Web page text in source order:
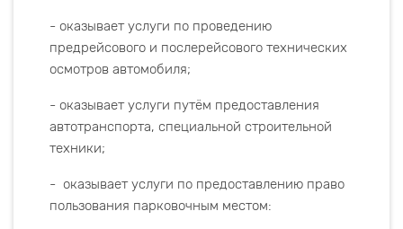
- оказывает услуги по проведению
предрейсового и послерейсового технических
осмотров автомобиля;
- оказывает услуги путём предоставления
автотранспорта, специальной строительной
техники;
- оказывает услуги по предоставлению право
пользования парковочным местом: